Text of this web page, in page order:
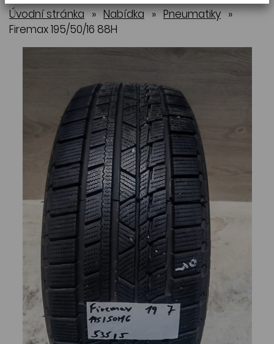
Úvodní stránka » Nabídka » Pneumatiky »
Firemax 195/50/16 88H